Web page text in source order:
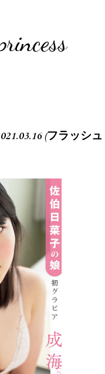
(フラッシュ